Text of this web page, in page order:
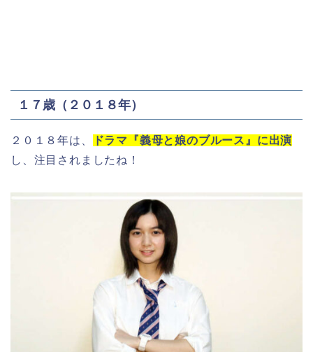
１７歳（２０１８年）
２０１８年は、
ドラマ『義母と娘のブルース』に出演
し、注目されましたね！